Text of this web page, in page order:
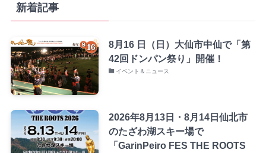
新着記事
8月16 日（日）大仙市中仙で「第
42回ドンパン祭り」開催！
イベント＆ニュース
2026年8月13日・8月14日仙北市
のたざわ湖スキー場で
「GarinPeiro FES THE ROOTS